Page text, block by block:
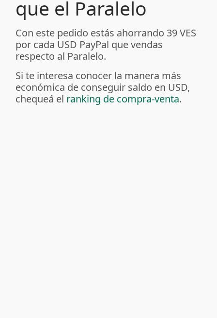
que el Paralelo
Con este pedido estás ahorrando 39 VES
por cada USD PayPal que vendas
respecto al Paralelo.
Si te interesa conocer la manera más
económica de conseguir saldo en USD,
chequeá el ranking de compra-venta.